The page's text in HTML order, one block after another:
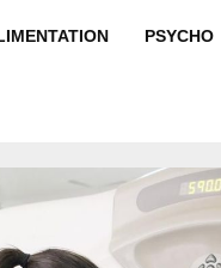
PSYCHO